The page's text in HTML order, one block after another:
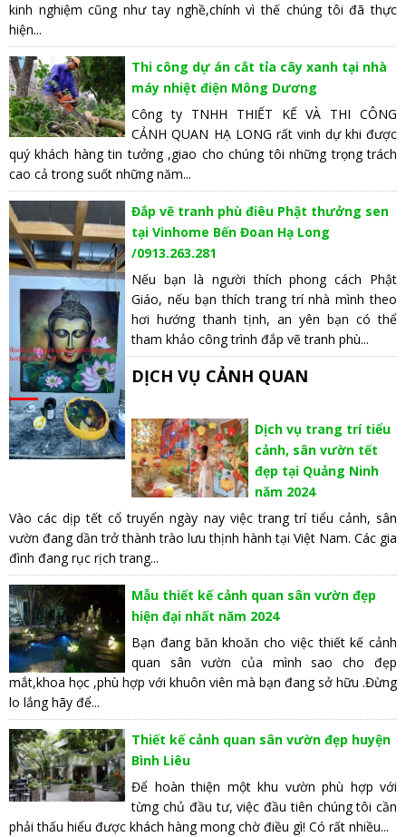
kinh nghiệm cũng như tay nghề,chính vì thế chúng tôi đã thực
hiện...
Thi công dự án cắt tỉa cây xanh tại nhà
máy nhiệt điện Mông Dương
Công ty TNHH THIẾT KẾ VÀ THI CÔNG
CẢNH QUAN HẠ LONG rất vinh dự khi được
quý khách hàng tin tưởng ,giao cho chúng tôi những trọng trách
cao cả trong suốt những năm...
Đắp vẽ tranh phù điêu Phật thưởng sen
tại Vinhome Bến Đoan Hạ Long
/0913.263.281
Nếu bạn là người thích phong cách Phật
Giáo, nếu bạn thích trang trí nhà mình theo
hơi hướng thanh tịnh, an yên bạn có thể
tham khảo công trình đắp vẽ tranh phù...
DỊCH VỤ CẢNH QUAN
Dịch vụ trang trí tiểu
cảnh, sân vườn tết
đẹp tại Quảng Ninh
năm 2024
Vào các dịp tết cổ truyển ngày nay việc trang trí tiểu cảnh, sân
vườn đang dần trở thành trào lưu thịnh hành tại Việt Nam. Các gia
đình đang rục rịch trang...
Mẫu thiết kế cảnh quan sân vườn đẹp
hiện đại nhất năm 2024
Bạn đang băn khoăn cho việc thiết kế cảnh
quan sân vườn của mình sao cho đẹp
mắt,khoa học ,phù hợp với khuôn viên mà bạn đang sở hữu .Đừng
lo lắng hãy để...
Thiết kế cảnh quan sân vườn đẹp huyện
Bình Liêu
Để hoàn thiện một khu vườn phù hợp với
từng chủ đầu tư, việc đầu tiên chúng tôi cần
phải thấu hiểu được khách hàng mong chờ điều gì! Có rất nhiều...